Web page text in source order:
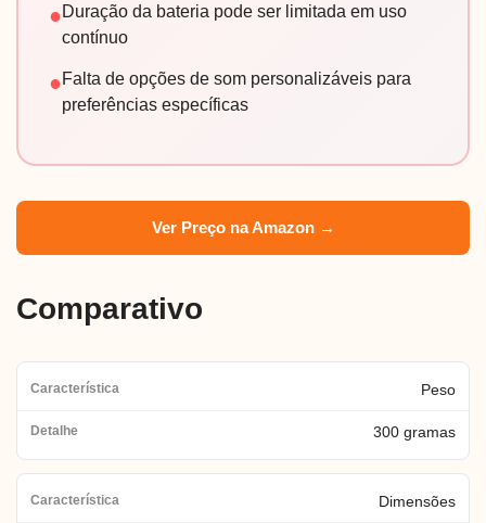
●Duração da bateria pode ser limitada em uso
contínuo
●Falta de opções de som personalizáveis para
preferências específicas
Ver Preço na Amazon →
Comparativo
Peso
300 gramas
Dimensões